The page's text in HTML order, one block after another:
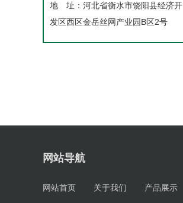
地 址：河北省衡水市饶阳县经济开
发区西区金岳丝网产业园B区2号
网站导航
网站首页 关于我们 产品展示